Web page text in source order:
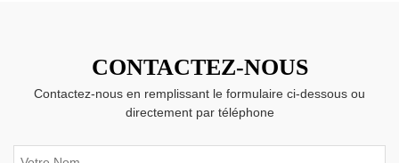
CONTACTEZ-NOUS
Contactez-nous en remplissant le formulaire ci-dessous ou
directement par téléphone